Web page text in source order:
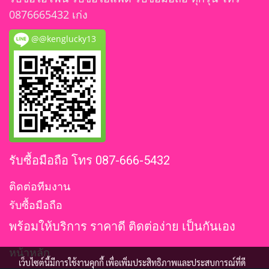
0876665432 เก่ง
@@kenglucky13
รับซื้อมือถือ โทร 087-666-5432
ติดต่อทีมงาน
รับซื้อมือถือ
พร้อมให้บริการ ราคาดี ติดต่อง่าย เป็นกันเอง
หน้าหลัก
เว็บไซต์นี้มีการใช้งานคุกกี้ เพื่อเพิ่มประสิทธิภาพและประสบการณ์ที่ดี